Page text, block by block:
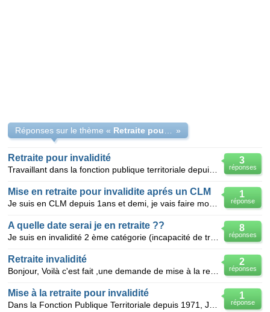
Réponses sur le thème « »
3
réponses
Retraite pour invalidité
1
réponse
Mise en retraite pour invalidite aprés un CLM
8
réponses
A quelle date serai je en retraite ??
2
réponses
Retraite invalidité
1
réponse
Mise à la retraite pour invalidité